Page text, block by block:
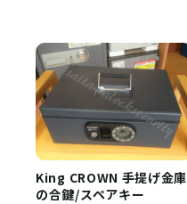
King CROWN 手提げ金庫
の合鍵/スペアキー